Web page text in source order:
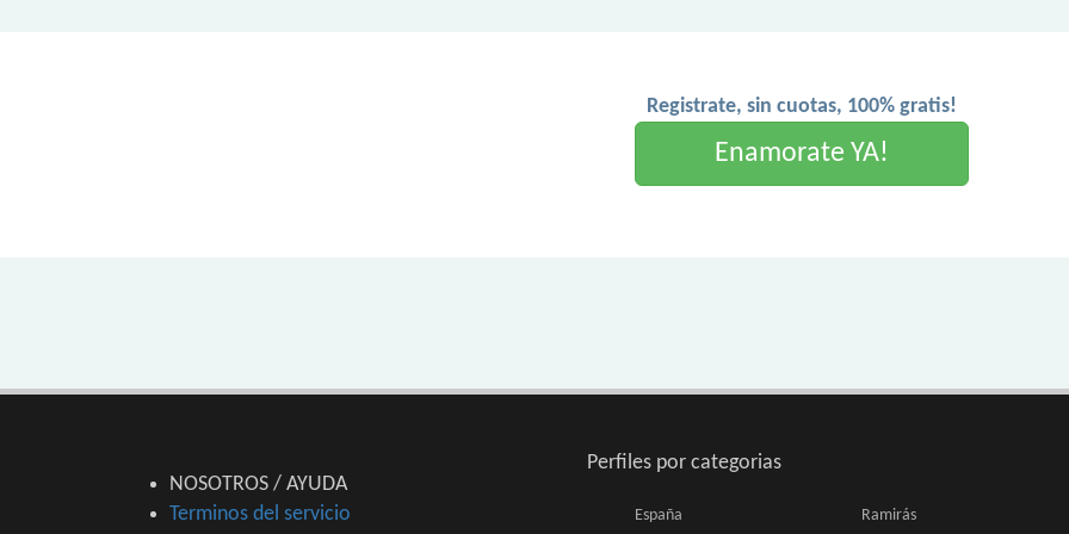
Registrate, sin cuotas, 100% gratis!
Enamorate YA!
NOSOTROS / AYUDA
Terminos del servicio
Perfiles por categorias
España Ramirás